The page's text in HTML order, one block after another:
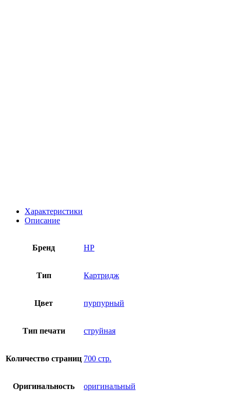
Характеристики
Описание
Бренд HP
Тип Картридж
Цвет пурпурный
Тип печати струйная
Количество страниц 700 стр.
Оригинальность оригинальный